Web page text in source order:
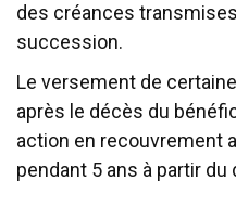
des créances
succession.
Le versement de
après le décès du
action en recouvrement
pendant 5 ans à partir du